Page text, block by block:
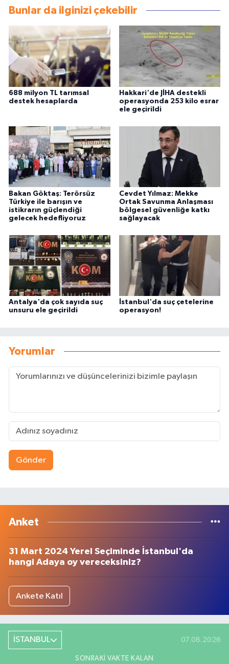
Bunlar da ilginizi çekebilir
688 milyon TL tarımsal
destek hesaplarda
Hakkari'de JİHA destekli
operasyonda 253 kilo esrar
ele geçirildi
Bakan Göktaş: Terörsüz
Türkiye ile barışın ve
istikrarın güçlendiği
gelecek hedefliyoruz
Cevdet Yılmaz: Mekke
Ortak Savunma Anlaşması
bölgesel güvenliğe katkı
sağlayacak
Antalya'da çok sayıda suç
unsuru ele geçirildi
İstanbul'da suç çetelerine
operasyon!
Yorumlar
Gönder
Anket
31 Mart 2024 Yerel Seçiminde İstanbul'da
hangi Adaya oy vereceksiniz?
Ankete Katıl
İSTANBUL 07.08.2026
SONRAKI VAKTE KALAN